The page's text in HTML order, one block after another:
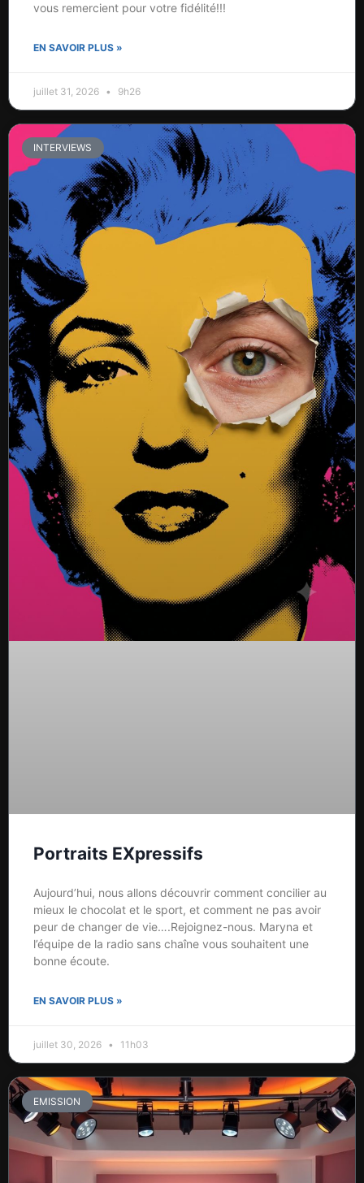
vous remercient pour votre fidélité!!!
EN SAVOIR PLUS »
juillet 31, 2026 9h26
INTERVIEWS
Portraits EXpressifs
Aujourd’hui, nous allons découvrir comment concilier au
mieux le chocolat et le sport, et comment ne pas avoir
peur de changer de vie….Rejoignez-nous. Maryna et
l’équipe de la radio sans chaîne vous souhaitent une
bonne écoute.
EN SAVOIR PLUS »
juillet 30, 2026 11h03
EMISSION